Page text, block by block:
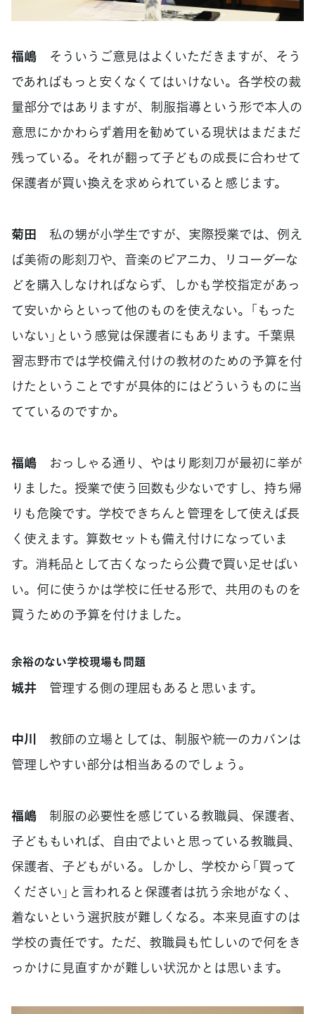
福嶋 そういうご意見はよくいただきますが、そう
であればもっと安くなくてはいけない。各学校の裁
量部分ではありますが、制服指導という形で本人の
意思にかかわらず着用を勧めている現状はまだまだ
残っている。それが翻って子どもの成長に合わせて
保護者が買い換えを求められていると感じます。
菊田 私の甥が小学生ですが、実際授業では、例え
ば美術の彫刻刀や、音楽のピアニカ、リコーダーな
どを購入しなければならず、しかも学校指定があっ
て安いからといって他のものを使えない。「もった
いない」という感覚は保護者にもあります。千葉県
習志野市では学校備え付けの教材のための予算を付
けたということですが具体的にはどういうものに当
てているのですか。
福嶋 おっしゃる通り、やはり彫刻刀が最初に挙が
りました。授業で使う回数も少ないですし、持ち帰
りも危険です。学校できちんと管理をして使えば長
く使えます。算数セットも備え付けになっていま
す。消耗品として古くなったら公費で買い足せばい
い。何に使うかは学校に任せる形で、共用のものを
買うための予算を付けました。
余裕のない学校現場も問題
城井 管理する側の理屈もあると思います。
中川 教師の立場としては、制服や統一のカバンは
管理しやすい部分は相当あるのでしょう。
福嶋 制服の必要性を感じている教職員、保護者、
子どももいれば、自由でよいと思っている教職員、
保護者、子どもがいる。しかし、学校から「買って
ください」と言われると保護者は抗う余地がなく、
着ないという選択肢が難しくなる。本来見直すのは
学校の責任です。ただ、教職員も忙しいので何をき
っかけに見直すかが難しい状況かとは思います。